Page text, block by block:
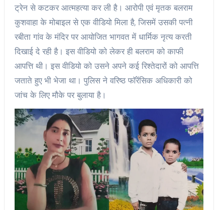
ट्रेन से कटकर आत्महत्या कर ली है। आरोपी एवं मृतक बलराम
कुशवाहा के मोबाइल से एक वीडियो मिला है, जिसमें उसकी पत्नी
रबीता गांव के मंदिर पर आयोजित भागवत में धार्मिक नृत्य करती
दिखाई दे रही है। इस वीडियो को लेकर ही बलराम को काफी
आपत्ति थी। इस वीडियो को उसने अपने कई रिश्तेदारों को आपत्ति
जताते हुए भी भेजा था। पुलिस ने वरिष्ठ फॉरेंसिक अधिकारी को
जांच के लिए मौके पर बुलाया है।